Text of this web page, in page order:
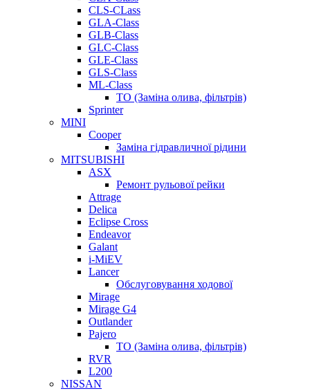
CLS-CLass
GLA-Class
GLB-Class
GLC-Class
GLE-Class
GLS-Class
ML-Class
ТО (Заміна олива, фільтрів)
Sprinter
MINI
Cooper
Заміна гідравличної рідини
MITSUBISHI
ASX
Ремонт рульової рейки
Attrage
Delica
Eclipse Cross
Endeavor
Galant
i-MiEV
Lancer
Обслуговування ходової
Mirage
Mirage G4
Outlander
Pajero
ТО (Заміна олива, фільтрів)
RVR
L200
NISSAN